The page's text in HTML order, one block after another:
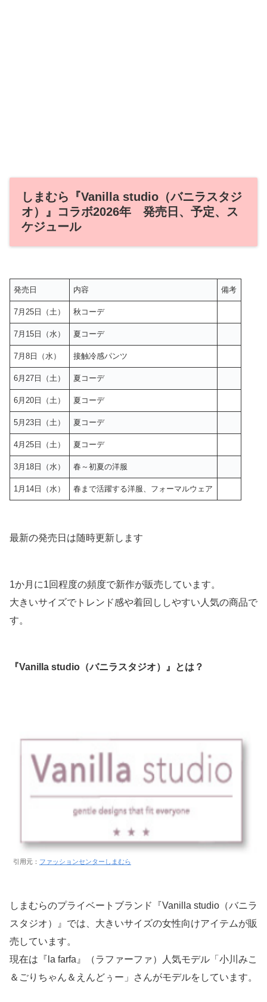
しまむら『Vanilla studio（バニラスタジ
オ）』コラボ2026年 発売日、予定、ス
ケジュール
発売日 内容 備考
7月25日（土） 秋コーデ
7月15日（水） 夏コーデ
7月8日（水） 接触冷感パンツ
6月27日（土） 夏コーデ
6月20日（土） 夏コーデ
5月23日（土） 夏コーデ
4月25日（土） 夏コーデ
3月18日（水） 春～初夏の洋服
1月14日（水） 春まで活躍する洋服、フォーマルウェア
最新の発売日は随時更新します
1か月に1回程度の頻度で新作が販売しています。
大きいサイズでトレンド感や着回ししやすい人気の商品で
す。
『Vanilla studio（バニラスタジオ）』とは？
引用元： ファッションセンターしまむら
しまむらのプライベートブランド『Vanilla studio（バニラ
スタジオ）』では、大きいサイズの女性向けアイテムが販
売しています。
現在は『la farfa』（ラファーファ）人気モデル「小川みこ
＆ごりちゃん＆えんどぅー」さんがモデルをしています。